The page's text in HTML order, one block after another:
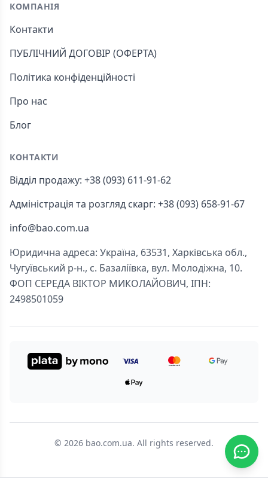
КОМПАНІЯ
Контакти
ПУБЛІЧНИЙ ДОГОВІР (ОФЕРТА)
Політика конфіденційності
Про нас
Блог
КОНТАКТИ
Відділ продажу: +38 (093) 611-91-62
Адміністрація та розгляд скарг: +38 (093) 658-91-67
info@bao.com.ua
Юридична адреса: Україна, 63531, Харківська обл.,
Чугуївський р-н., с. Базаліївка, вул. Молодіжна, 10.
ФОП СЕРЕДА ВІКТОР МИКОЛАЙОВИЧ, ІПН:
2498501059
© 2026 bao.com.ua. All rights reserved.